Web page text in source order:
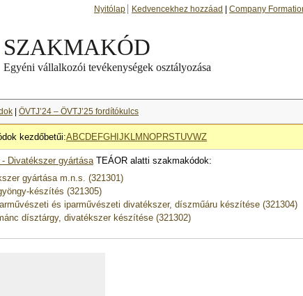
Nyitólap Kedvencekhez hozzáad Company
ÖVTJ’24 – ÖVTJ’25 fordítókulcs
kezdőbetűi:ABCDE FGH J KLM NOP RSTUVWZ
- Divatékszer gyártásaTEÁOR alatti szakmakódok:
gyártása m.n.s. (321301)
készítés (321305)
és iparművészeti divatékszer, díszműáru készítése (321304)
dísztárgy, divatékszer készítése (321302)